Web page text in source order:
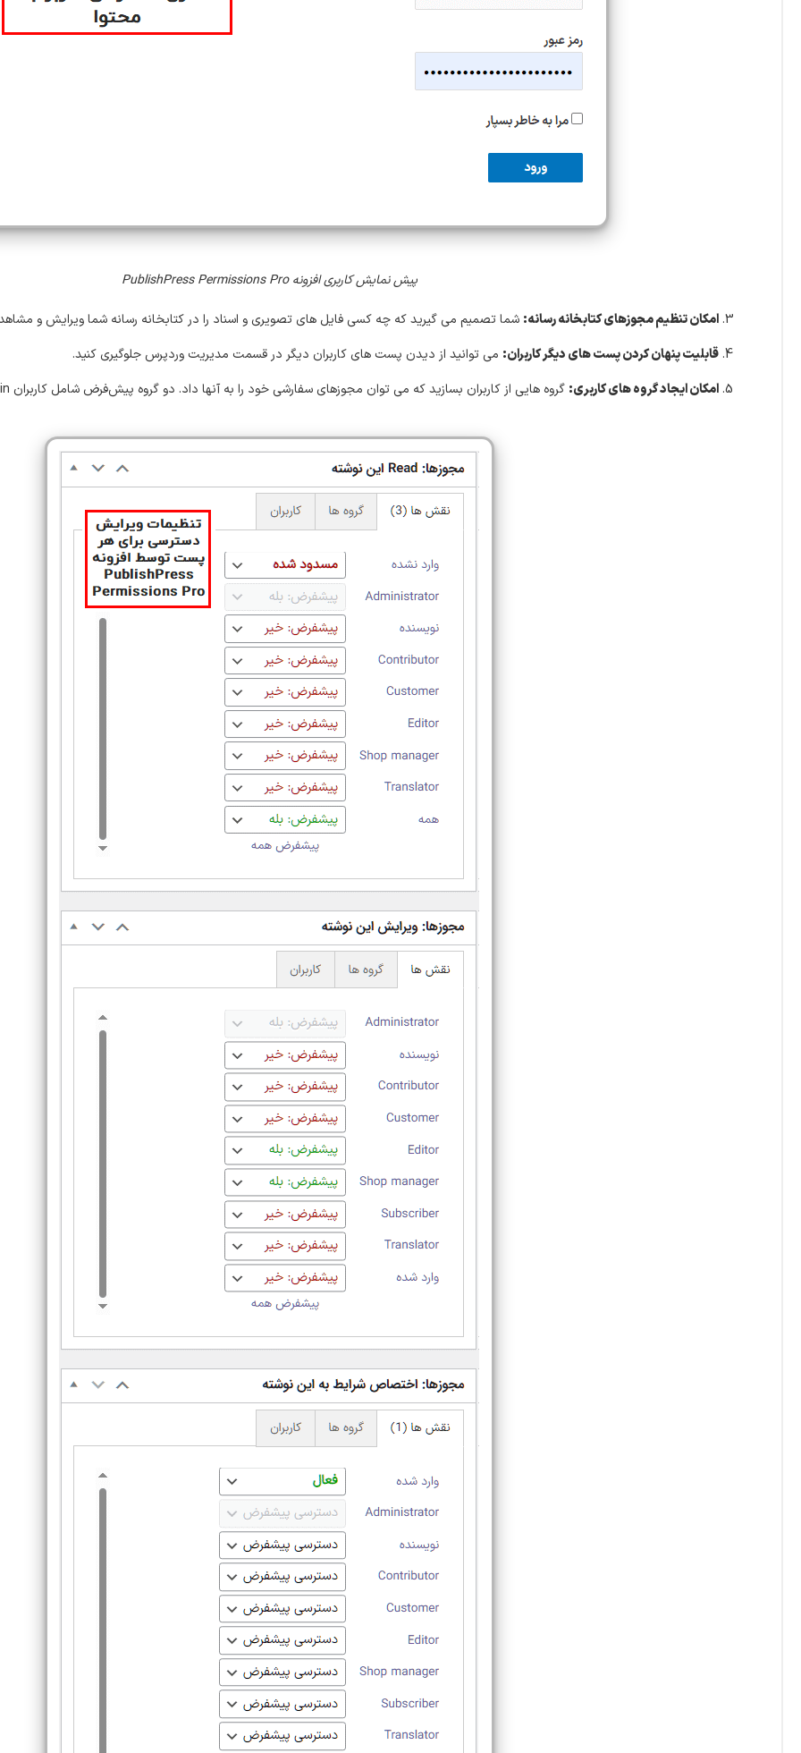
پیش نمایش کاربری افزونه PublishPress Permissions Pro
امکان تنظیم مجوزهای کتابخانه رسانه: شما تصمیم می گیرید که چه کسی فایل های تصویری و اسناد را در کتابخانه رسانه شما ویرایش و
قابلیت پنهان کردن پست های دیگر کاربران: می توانید از دیدن پست های کاربران دیگر در قسمت مدیریت وردپرس جلوگیری کنید.
امکان ایجاد گروه های کاربری: گروه هایی از کاربران بسازید که می توان مجوزهای سفارشی خود را به آنها داد. دو گروه پیش‌فرض شامل کاربران Log in و Logged هستند.